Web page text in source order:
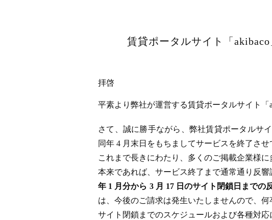
賃貸ポータルサイト「
拝啓
平素より弊社が運営する賃貸ポータルサイト「
さて、誠に勝手ながら、弊社賃貸ポータルサ
同年 4 月末日をもちましてサービスを終了させ
これまで長きにわたり、多くのご掲載企業様
本来であれば、サービス終了まで通常通り反
年 1 月分から 3 月 17 日のサイト閉鎖日まで
は、今後のご請求は発生いたしませんので、何
サイト閉鎖までのスケジュールおよび各種対